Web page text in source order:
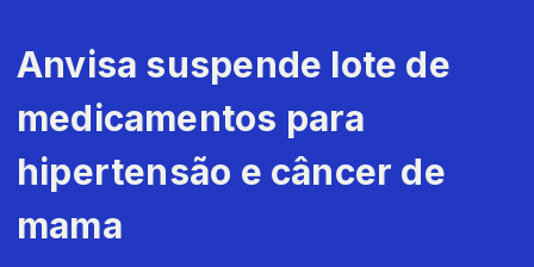
Anvisa suspende lote de
medicamentos para
hipertensão e câncer de
mama